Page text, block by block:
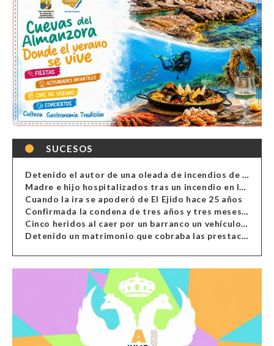
SUCESOS
Detenido el autor de una oleada de incendios de contenedores en Almería
Madre e hijo hospitalizados tras un incendio en la cocina de una vivienda en Almería
Cuando la ira se apoderó de El Ejido hace 25 años
Confirmada la condena de tres años y tres meses al hombre de Antas acusado de xenofobia
Cinco heridos al caer por un barranco un vehículo en Alcolea
Detenido un matrimonio que cobraba las prestaciones de ilegales en Almería, Granada, Málaga, Huelva y Murcia